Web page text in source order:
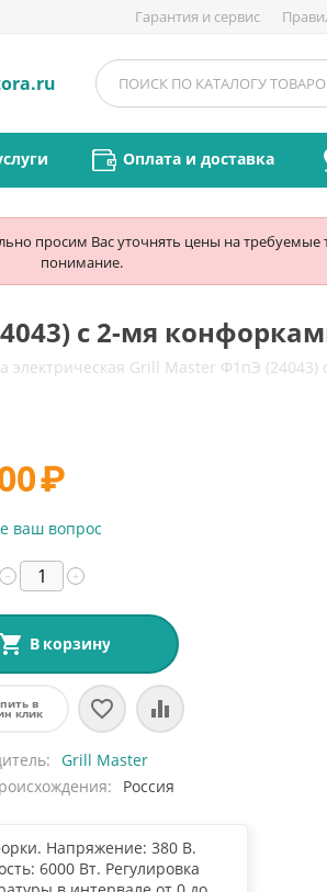
Гарантия и сервис
Оплата и доставка
просим Вас уточнять цены на требуемые
понимание.
с 2-мя
электрическая Grill Master Ф1пЭ
₽
ваш вопрос
+
−
В корзину
в
клик
Grill Master
Россия
Напряжение: 380 В.
6000 Вт. Регулировка